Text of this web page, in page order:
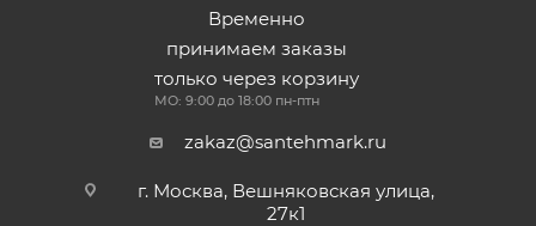
Временно
принимаем заказы
только через корзину
МО: 9:00 до 18:00 пн-птн
zakaz@santehmark.ru
г. Москва, Вешняковская улица,
27к1